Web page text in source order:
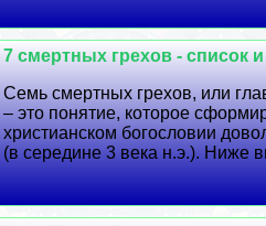
7 cмepтных грехов - список
Семь cмepтных грехов, или
– это понятие, которое
христианском богословии
(в середине 3 века н.э.). Ниже